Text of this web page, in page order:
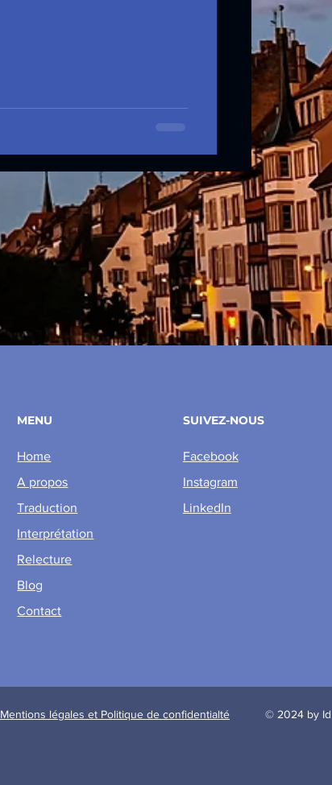
MENU
Home
A propos
Traduction
Interprétation
Relecture
Blog
Contact
SUIVEZ-NOUS
Facebook
Instagram
LinkedIn
Mentions légales et Politique de confidentialté © 2024 by